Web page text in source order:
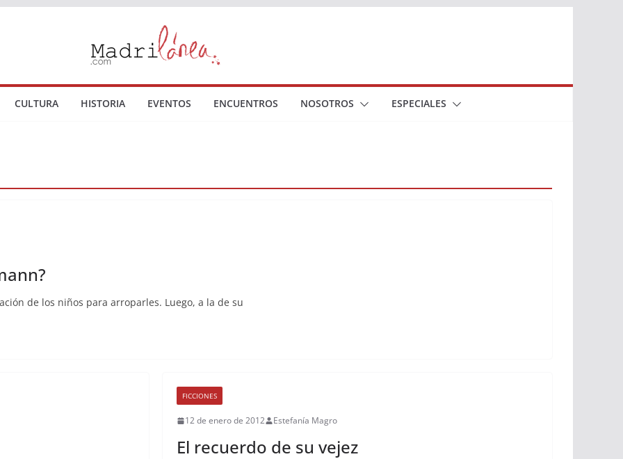
CULTURA HISTORIA EVENTOS ENCUENTROS NOSOTROS ESPECIALES
de los niños para arroparles. Luego, a la de su
FICCIONES
12 de enero de 2012 Estefanía Magro
El recuerdo de su vejez